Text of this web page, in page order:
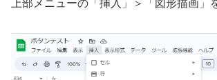
上部メニューの「挿入」＞「図形描画」